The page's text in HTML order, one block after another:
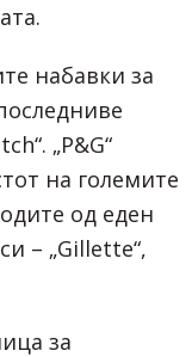
набавки за
„P&G“
на големите
од еден
– „Gillette“,
за